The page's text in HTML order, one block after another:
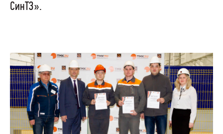
СинТЗ».